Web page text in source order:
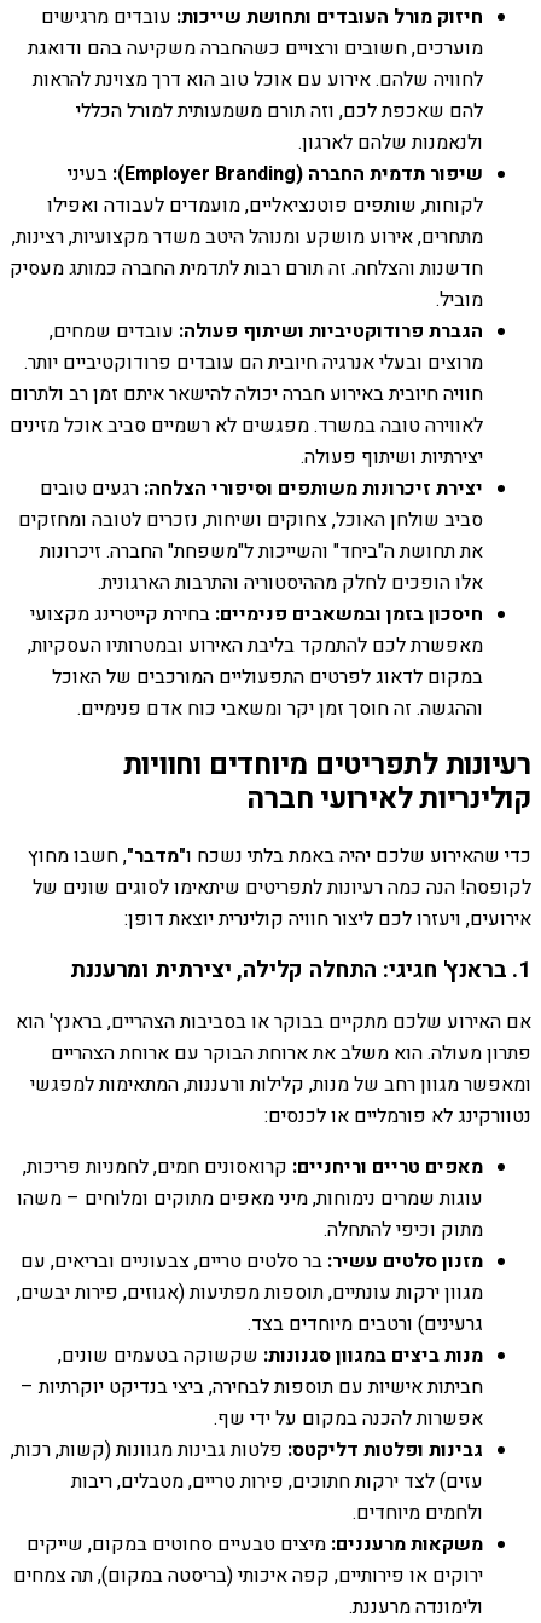
חיזוק מורל העובדים ותחושת שייכות: עובדים מרגישים
מוערכים, חשובים ורצויים כשהחברה משקיעה בהם ודואגת
לחוויה שלהם. אירוע עם אוכל טוב הוא דרך מצוינת להראות
להם שאכפת לכם, וזה תורם משמעותית למורל הכללי
ולנאמנות שלהם לארגון.
שיפור תדמית החברה (Employer Branding):
בעיני
לקוחות, שותפים פוטנציאליים, מועמדים לעבודה ואפילו
מתחרים, אירוע מושקע ומנוהל היטב משדר מקצועיות, רצינות,
חדשנות והצלחה. זה תורם רבות לתדמית החברה כמותג מעסיק
מוביל.
הגברת פרודוקטיביות ושיתוף פעולה: עובדים שמחים,
מרוצים ובעלי אנרגיה חיובית הם עובדים פרודוקטיביים יותר.
חוויה חיובית באירוע חברה יכולה להישאר איתם זמן רב ולתרום
לאווירה טובה במשרד. מפגשים לא רשמיים סביב אוכל מזינים
יצירתיות ושיתוף פעולה.
יצירת זיכרונות משותפים וסיפורי הצלחה: רגעים טובים
סביב שולחן האוכל, צחוקים ושיחות, נזכרים לטובה ומחזקים
את תחושת ה"ביחד" והשייכות ל"משפחת" החברה. זיכרונות
אלו הופכים לחלק מההיסטוריה והתרבות הארגונית.
חיסכון בזמן ובמשאבים פנימיים: בחירת קייטרינג מקצועי
מאפשרת לכם להתמקד בליבת האירוע ובמטרותיו העסקיות,
במקום לדאוג לפרטים התפעוליים המורכבים של האוכל
וההגשה. זה חוסך זמן יקר ומשאבי כוח אדם פנימיים.
רעיונות לתפריטים מיוחדים וחוויות
קולינריות לאירועי חברה
כדי שהאירוע שלכם יהיה באמת בלתי נשכח ו"מדבר", חשבו מחוץ
לקופסה! הנה כמה רעיונות לתפריטים שיתאימו לסוגים שונים של
אירועים, ויעזרו לכם ליצור חוויה קולינרית יוצאת דופן:
1. בראנץ' חגיגי: התחלה קלילה, יצירתית ומרעננת
אם האירוע שלכם מתקיים בבוקר או בסביבות הצהריים, בראנץ' הוא
פתרון מעולה. הוא משלב את ארוחת הבוקר עם ארוחת הצהריים
ומאפשר מגוון רחב של מנות, קלילות ורעננות, המתאימות למפגשי
נטוורקינג לא פורמליים או לכנסים:
מאפים טריים וריחניים: קרואסונים חמים, לחמניות פריכות,
עוגות שמרים נימוחות, מיני מאפים מתוקים ומלוחים – משהו
מתוק וכיפי להתחלה.
מזנון סלטים עשיר: בר סלטים טריים, צבעוניים ובריאים, עם
מגוון ירקות עונתיים, תוספות מפתיעות (אגוזים, פירות יבשים,
גרעינים) ורטבים מיוחדים בצד.
מנות ביצים במגוון סגנונות: שקשוקה בטעמים שונים,
חביתות אישיות עם תוספות לבחירה, ביצי בנדיקט יוקרתיות –
אפשרות להכנה במקום על ידי שף.
גבינות ופלטות דליקטס: פלטות גבינות מגוונות (קשות, רכות,
עזים) לצד ירקות חתוכים, פירות טריים, מטבלים, ריבות
ולחמים מיוחדים.
משקאות מרעננים: מיצים טבעיים סחוטים במקום, שייקים
ירוקים או פירותיים, קפה איכותי (בריסטה במקום), תה צמחים
ולימונדה מרעננת.